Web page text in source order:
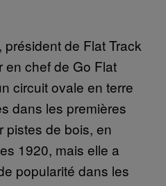
de Flat Track
en chef de Go Flat
circuit ovale en terre
dans les premières
pistes de bois, en
1920, mais elle a
popularité dans les